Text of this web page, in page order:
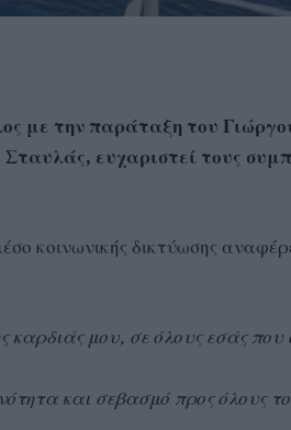
με την παράταξη του
ευχαριστεί τους
κοινωνικής δικτύωσης
μου, σε όλους εσάς που
και σεβασμό προς όλους